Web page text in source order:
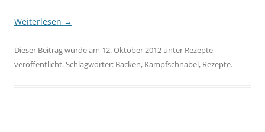
Weiterlesen →
Dieser Beitrag wurde am 12. Oktober 2012 unter Rezepte
veröffentlicht. Schlagwörter: Backen, Kampfschnabel, Rezepte.